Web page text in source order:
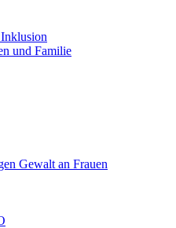
und Familie
Gewalt an Frauen